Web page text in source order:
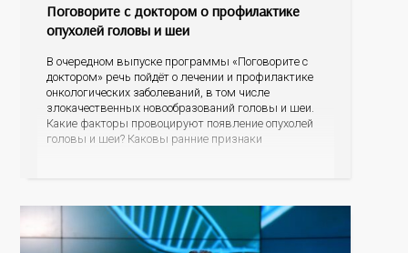
Поговорите с доктором о профилактике
опухолей головы и шеи
В очередном выпуске программы «Поговорите с
доктором» речь пойдёт о лечении и профилактике
онкологических заболеваний, в том числе
злокачественных новообразований головы и шеи.
Какие факторы провоцируют появление опухолей
головы и шеи? Каковы ранние признаки